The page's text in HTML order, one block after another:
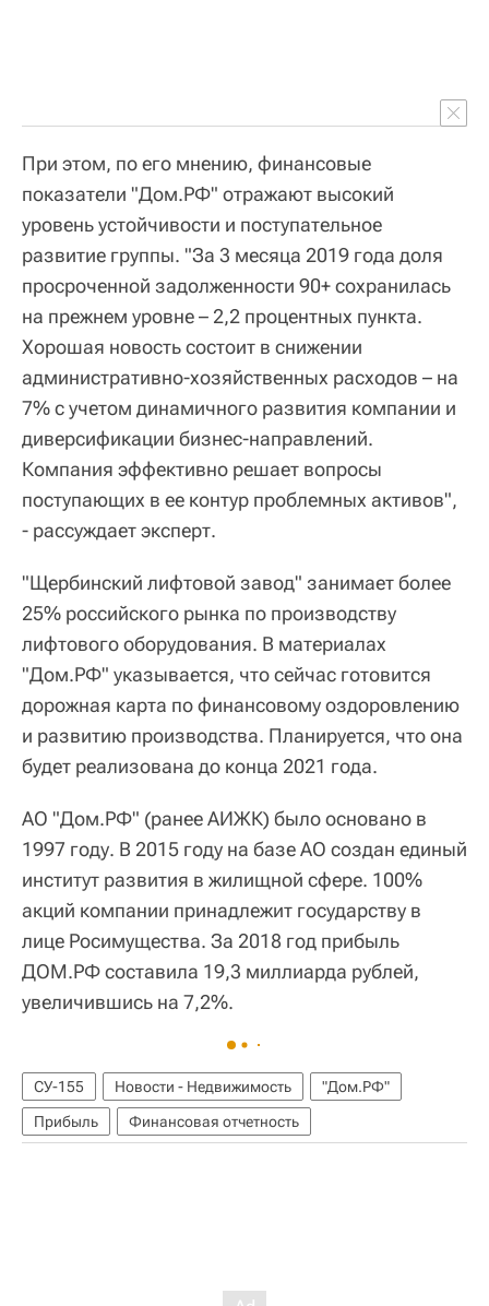
При этом, по его мнению, финансовые
показатели "Дом.РФ" отражают высокий
уровень устойчивости и поступательное
развитие группы. "За 3 месяца 2019 года доля
просроченной задолженности 90+ сохранилась
на прежнем уровне – 2,2 процентных пункта.
Хорошая новость состоит в снижении
административно-хозяйственных расходов – на
7% с учетом динамичного развития компании и
диверсификации бизнес-направлений.
Компания эффективно решает вопросы
поступающих в ее контур проблемных активов",
- рассуждает эксперт.
"Щербинский лифтовой завод" занимает более
25% российского рынка по производству
лифтового оборудования. В материалах
"Дом.РФ" указывается, что сейчас готовится
дорожная карта по финансовому оздоровлению
и развитию производства. Планируется, что она
будет реализована до конца 2021 года.
АО "Дом.РФ" (ранее АИЖК) было основано в
1997 году. В 2015 году на базе АО создан единый
институт развития в жилищной сфере. 100%
акций компании принадлежит государству в
лице Росимущества. За 2018 год прибыль
ДОМ.РФ составила 19,3 миллиарда рублей,
увеличившись на 7,2%.
СУ-155 Новости - Недвижимость
"Дом.РФ"
Прибыль
Финансовая отчетность